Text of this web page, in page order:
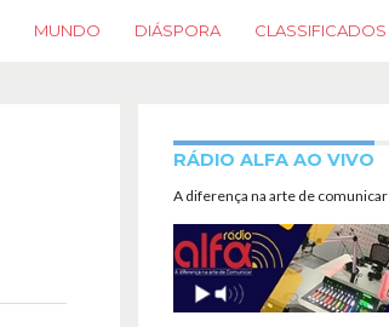
MUNDO DIÁSPORA CLASSIFICADOS
RÁDIO ALFA AO VIVO
A diferença na arte de comunicar